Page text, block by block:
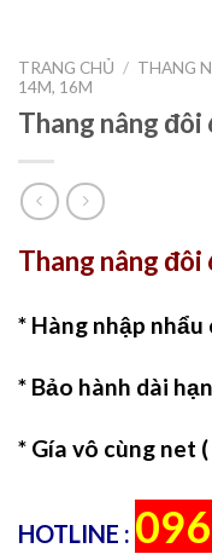
TRANG CHỦ / THANG
14M, 16M
Thang nâng
Thang nâng
* Hàng nhập
* Bảo hành dài hạn
* Gía vô cùng net
HOTLINE :